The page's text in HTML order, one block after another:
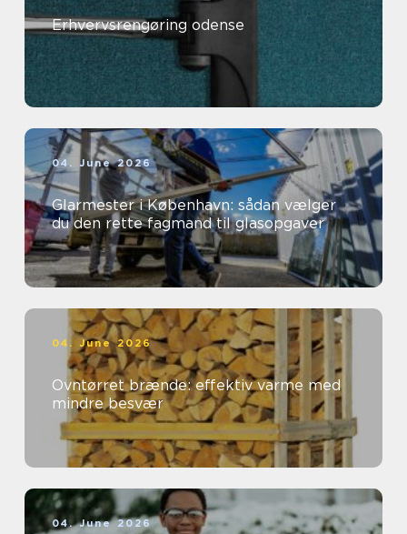
Erhvervsrengøring odense
04. June 2026
Glarmester i København: sådan vælger
du den rette fagmand til glasopgaver
04. June 2026
Ovntørret brænde: effektiv varme med
mindre besvær
04. June 2026